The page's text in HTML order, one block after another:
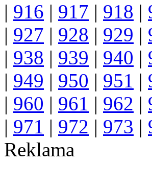
| 916 | 917 | 918 |
| 927 | 928 | 929 |
| 938 | 939 | 940 |
| 949 | 950 | 951 |
| 960 | 961 | 962 |
| 971 | 972 | 973 |
Reklama